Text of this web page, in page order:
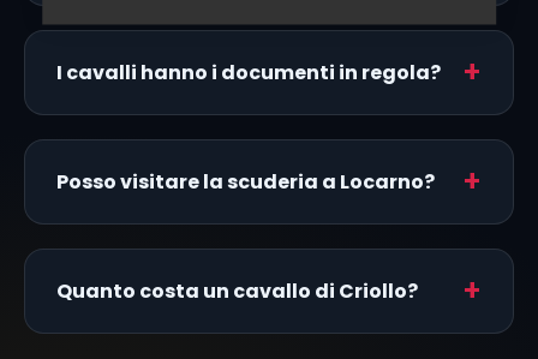
I cavalli hanno i documenti in regola?
Posso visitare la scuderia a Locarno?
Quanto costa un cavallo di Criollo?